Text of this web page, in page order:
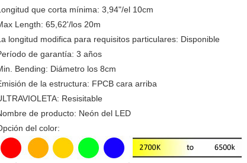
que corta mínima: 3,94"/el 10cm
Length: 65,62'/los 20m
longitud modifica para requisitos particulares: Disponible
de garantía: 3 años
Bending: Diámetro los 8cm
de la estructura: FPCB cara arriba
Resisitable
de producto: Neón del LED
del color: